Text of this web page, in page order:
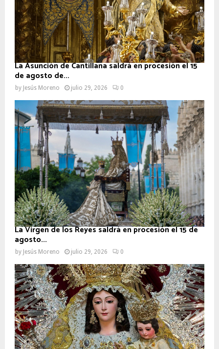
La Asunción de Cantillana saldrá en procesión el 15
de agosto de...
by Jesús Moreno julio 29, 2026 0
La Virgen de los Reyes saldrá en procesión el 15 de
agosto...
by Jesús Moreno julio 29, 2026 0